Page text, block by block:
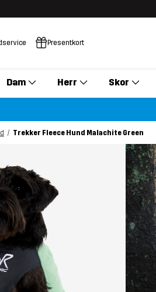
Presentkort
Dam Herr Skor
Trekker Fleece Hund Malachite Green